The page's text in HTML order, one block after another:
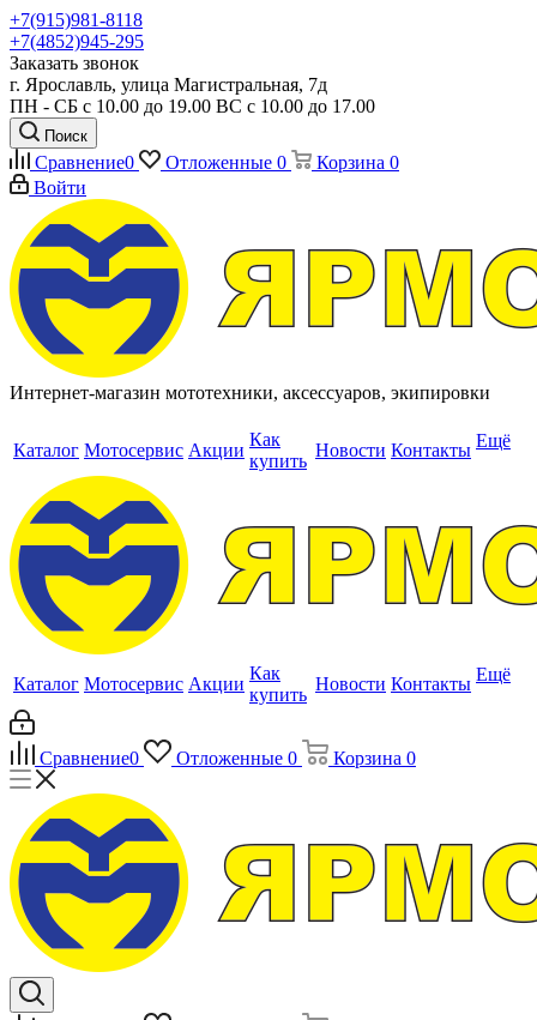
+7(915)981-8118
+7(4852)945-295
Заказать звонок
г. Ярославль, улица Магистральная, 7д
ПН - СБ с 10.00 до 19.00 ВС с 10.00 до 17.00
Поиск
Сравнение0 Отложенные 0 Корзина 0
Войти
Интернет-магазин мототехники, аксессуаров, экипировки
Каталог Мотосервис Акции
Как
купить
Новости Контакты Ещё
Каталог Мотосервис Акции
Как
купить
Новости Контакты Ещё
Сравнение0 Отложенные 0 Корзина 0